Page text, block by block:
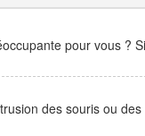
pour vous ?
des souris ou